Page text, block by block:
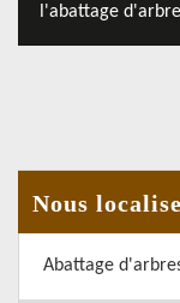
l'abattage
Nous
Abattage